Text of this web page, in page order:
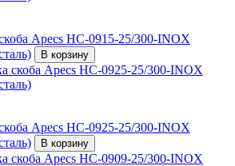
Apecs HC-0915-25/300-INOX
В корзину
Apecs HC-0925-25/300-INOX
В корзину